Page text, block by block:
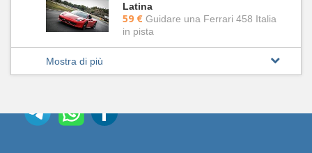
Latina
59 € Guidare una Ferrari 458 Italia
in pista
Mostra di più